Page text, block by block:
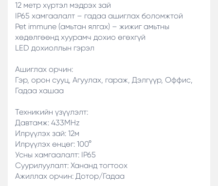
12 метр хүртэл мэдрэх зай
IP65 хамгаалалт – гадаа ашиглах боломжтой
Pet immune (амьтан ялгах) – жижиг амьтны
хөдөлгөөнд хуурамч дохио өгөхгүй
LED дохиоллын гэрэл
Ашиглах орчин:
Гэр, орон сууц, Агуулах, гараж, Дэлгүүр, Оффис,
Гадаа хашаа
Техникийн үзүүлэлт:
Давтамж: 433MHz
Илрүүлэх зай: 12м
Илрүүлэх өнцөг: 100°
Усны хамгаалалт: IP65
Суурилуулалт: Хананд тогтоох
Ажиллах орчин: Дотор/Гадаа